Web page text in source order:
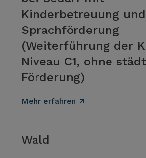
Kinderbetreuung
Sprachförderung
(Weiterführung der
Niveau C1, ohne
Förderung)
Mehr erfahren
Wald